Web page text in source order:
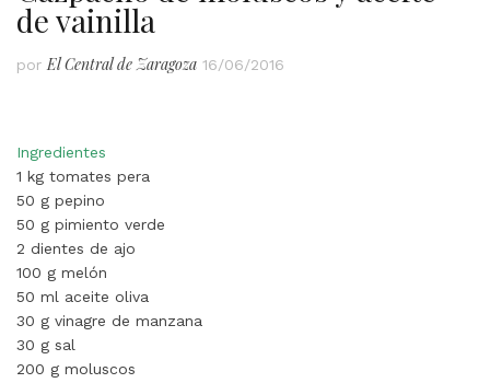
de vainilla
porEl Central de Zaragoza 16/06/2016
Ingredientes
1 kg tomates pera
50 g pepino
50 g pimiento verde
2 dientes de ajo
100 g melón
50 ml aceite oliva
30 g vinagre de manzana
30 g sal
200 g moluscos